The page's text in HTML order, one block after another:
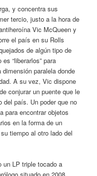
y concentra sus
tercio, justo a la hora de
Vic McQueen y
el país en su Rolls
de algún tipo de
“liberarlos” para
paralela donde
A su vez, Vic dispone
conjurar un puente que le
del país. Un poder que no
para encontrar objetos
en la forma de un
tiempo al otro lado del
un LP triple tocado a